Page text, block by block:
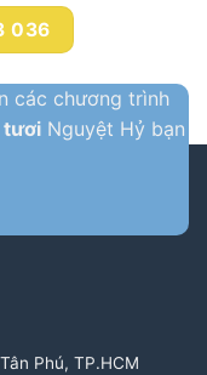
036
các chương trình
tươi Nguyệt Hỷ bạn
Phú, TP.HCM